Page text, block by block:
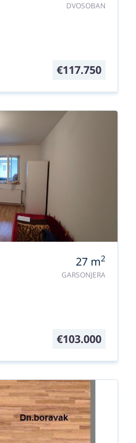
DVOSOBAN
€117.750
27 m2
GARSONJERA
€103.000